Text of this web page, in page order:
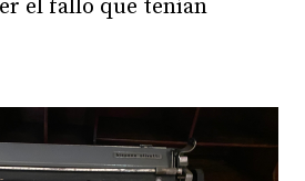
el fallo que tenían